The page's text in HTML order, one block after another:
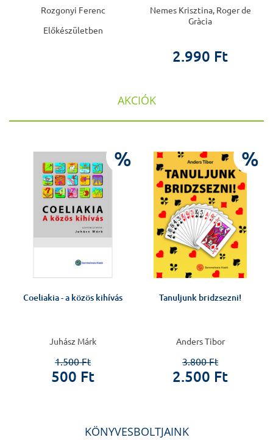
Rozgonyi Ferenc
Előkészületben
Nemes Krisztina, Roger de
Gràcia
2.990 Ft
AKCIÓK
%
Coeliakia - a közös kihívás
Juhász Márk
1.500 Ft
500 Ft
%
Tanuljunk bridzsezni!
Anders Tibor
3.800 Ft
2.500 Ft
KÖNYVESBOLTJAINK